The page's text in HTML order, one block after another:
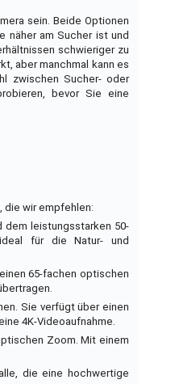
sein. Beide Optionen
näher am Sucher ist und
schwieriger zu
aber manchmal kann es
zwischen Sucher- oder
bevor Sie eine
die wir empfehlen:
dem leistungsstarken 50-
für die Natur- und
65-fachen optischen
Sie verfügt über einen
4K-Videoaufnahme.
Zoom. Mit einem
die eine hochwertige